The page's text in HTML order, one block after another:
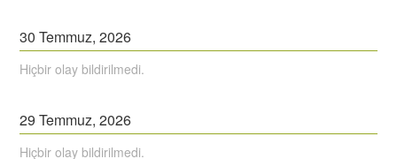
30 Temmuz,2026
Hiçbir olay bildirilmedi.
29 Temmuz,2026
Hiçbir olay bildirilmedi.